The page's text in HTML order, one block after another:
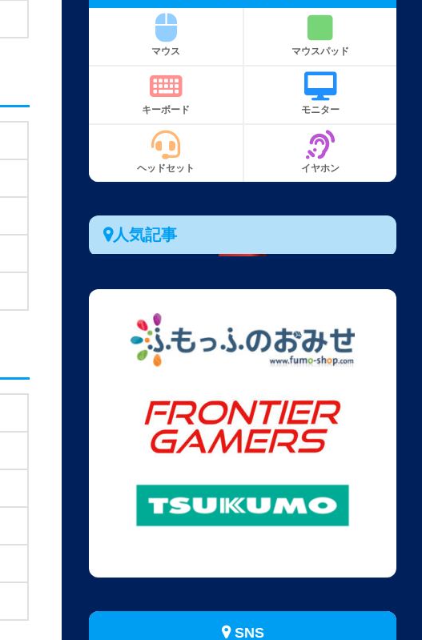
マウス マウスパッド
キーボード モニター
ヘッドセット イヤホン
人気記事
SNS